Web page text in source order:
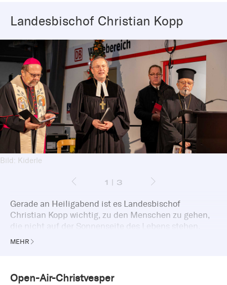
Landesbischof Christian Kopp
Bild: Kiderle
1 | 3
Gerade an Heiligabend ist es Landesbischof
Christian Kopp wichtig, zu den Menschen zu gehen,
die nicht auf der Sonnenseite des Lebens stehen.
Zusammen mit dem katholischen Weihbischof
MEHR
Open-Air-Christvesper